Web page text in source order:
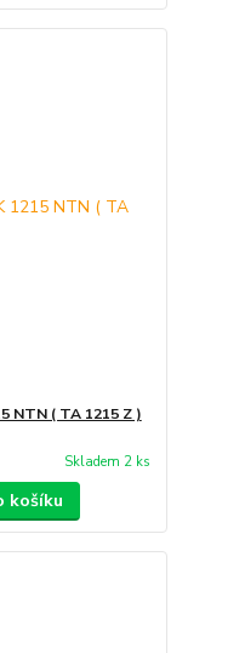
NTN ( TA 1215 Z )
Skladem 2 ks
košíku